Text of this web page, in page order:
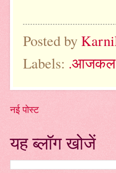
Posted by
Labels: .आजकल
नई पोस्ट
यह ब्लॉग खोजें